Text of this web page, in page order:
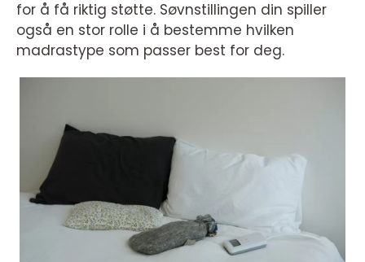
for å få riktig støtte. Søvnstillingen din spiller
også en stor rolle i å bestemme hvilken
madrastype som passer best for deg.